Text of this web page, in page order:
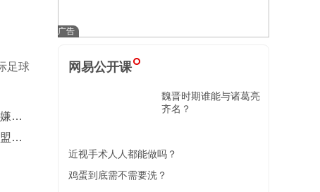
足球
疑
巴
网易公开课
魏晋时期谁能与诸葛亮
齐名？
近视手术人人都能做吗？
鸡蛋到底需不需要洗？